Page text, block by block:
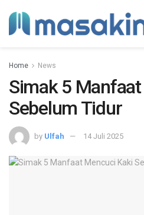
Home News
Simak 5
Sebelum Tidur
by Ulfah 14 Juli 2025